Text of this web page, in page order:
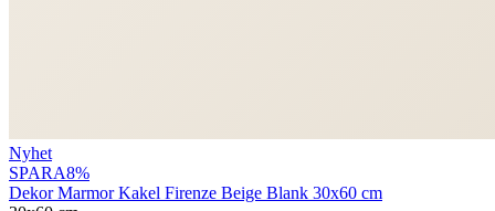
Nyhet
SPARA8%
Dekor Marmor Kakel Firenze Beige Blank 30x60 cm